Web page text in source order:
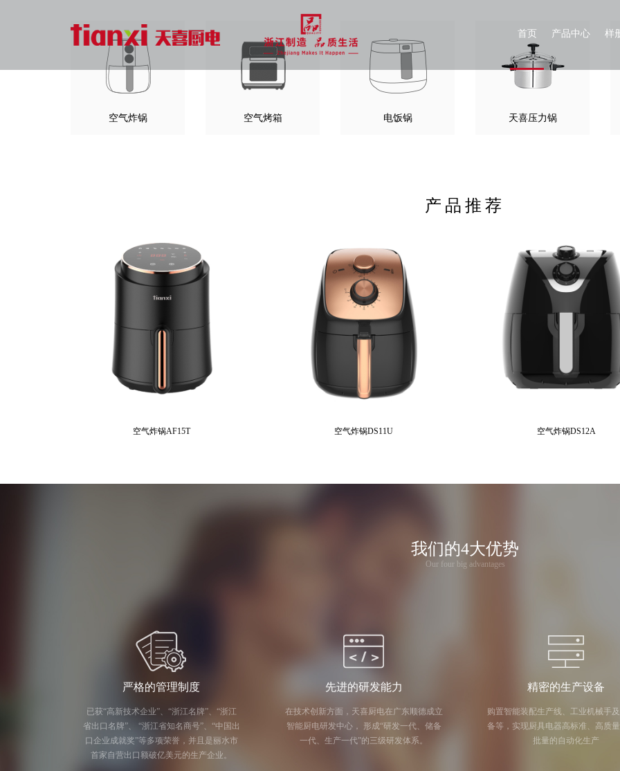
首页 产品中心 样
空气炸锅 空气烤箱 电饭锅 天喜压力锅
产品推荐
空气炸锅AF15T 空气炸锅DS11U 空气炸锅DS12A
我们的4大优势
Our four big advantages
严格的管理制度
已获“高新技术企业”、“浙江名牌”、“浙江
省出口名牌”、 “浙江省知名商号”、“中国出
口企业成就奖”等多项荣誉，并且是丽水市
首家自营出口额破亿美元的生产企业。
先进的研发能力
在技术创新方面，天喜厨电在广东顺德成立
智能厨电研发中心， 形成“研发一代、储备
一代、生产一代”的三级研发体系。
精密的生产设备
购置智能装配生产线、工业机械手
备等，实现厨具电器高标准、高质
批量的自动化生产